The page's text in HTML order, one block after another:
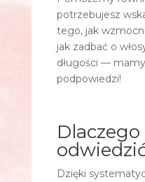
potrzebujesz
tego, jak
jak zadbać o
długości —
podpowiedzi!
Dzięki